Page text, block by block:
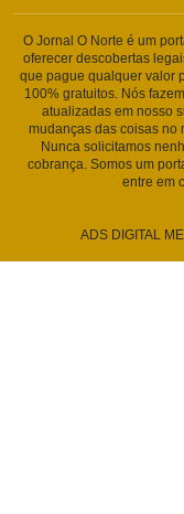
O Jornal O Norte é um
oferecer descobertas
que pague qualquer valor
100% gratuitos. Nós
atualizadas em nosso
mudanças das coisas no
Nunca solicitamos
cobrança. Somos um
entre em
ADS DIGITAL